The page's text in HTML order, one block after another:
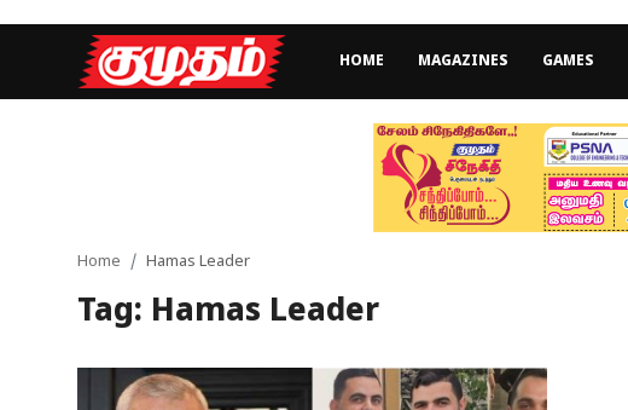
HOME MAGAZINES GAMES
Games
Videos
Home Hamas Leader
Tag: Hamas Leader